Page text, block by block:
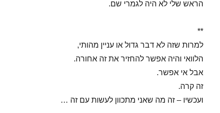
הראש שלי לא היה לגמרי שם.
**
למרות שזה לא דבר גדול או עניין מהותי,
הלוואי והיה אפשר להחזיר את זה אחורה.
אבל אי אפשר.
זה קרה.
ועכשיו – זה מה שאני מתכוון לעשות עם זה …